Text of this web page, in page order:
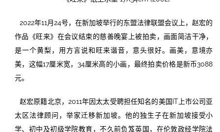
2022年11月24号，在新加坡举行的东盟法律联盟会议上，赵宏的
作品《旺来》在会议结束的慈善晚宴上被拍卖，画面简洁干净，
是一个黄梨，用方言说和旺来谐音，意头很好。画美，意境亦
美，这幅17厘米宽，34厘米高的小画，最终拍卖价格是新币3088
元。
赵宏原籍北京，2011年因太太受聘担任知名的美国IT上市公司亚
太区法律顾问，举家迁移新加坡。他的独生子在新加坡接受小
学、初中及初级学院教育，不久前负笈英国，在伦敦政经学院法